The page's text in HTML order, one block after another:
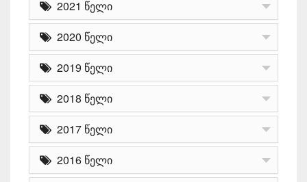
2021 წელი
2020 წელი
2019 წელი
2018 წელი
2017 წელი
2016 წელი